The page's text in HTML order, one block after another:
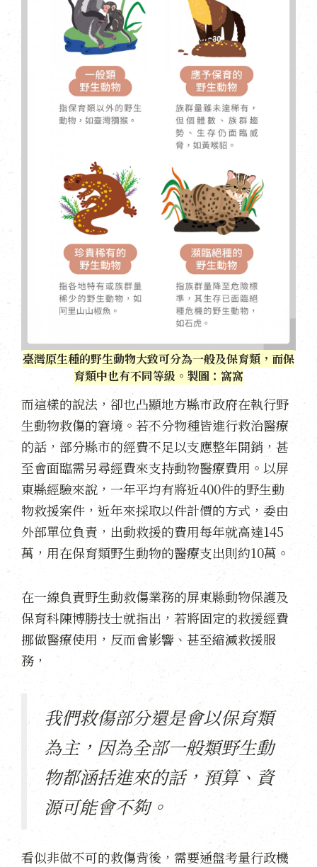
臺灣原生種的野生動物大致可分為一般及保育類，而保
育類中也有不同等級。製圖：窩窩
而這樣的說法，卻也凸顯地方縣市政府在執行野
生動物救傷的窘境。若不分物種皆進行救治醫療
的話，部分縣市的經費不足以支應整年開銷，甚
至會面臨需另尋經費來支持動物醫療費用。以屏
東縣經驗來說，一年平均有將近400件的野生動
物救援案件，近年來採取以件計價的方式，委由
外部單位負責，出動救援的費用每年就高達145
萬，用在保育類野生動物的醫療支出則約10萬。
在一線負責野生動救傷業務的屏東縣動物保護及
保育科陳博勝技士就指出，若將固定的救援經費
挪做醫療使用，反而會影響、甚至縮減救援服
務，
我們救傷部分還是會以保育類
為主，因為全部一般類野生動
物都涵括進來的話，預算、資
源可能會不夠。
看似非做不可的救傷背後，需要通盤考量行政機